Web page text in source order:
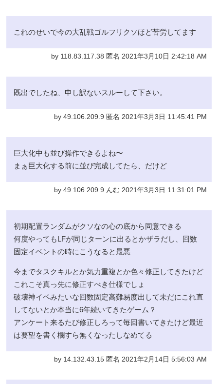
これのせいで今の大乱戦ゴルフリクソほど苦労してます
by 118.83.117.38 匿名 2021年3月10日 2:42:18 AM
既出でしたね、申し訳ないスルーして下さい。
by 49.106.209.9 匿名 2021年3月3日 11:45:41 PM
巨大化中も並び操作できるよね〜
まぁ巨大化する前に並び完成してたら、だけど
by 49.106.209.9 んむ 2021年3月3日 11:31:01 PM
初期配置ランダムがクソなの心の底から同意できる
何度やってもLFが同じターンに出るとかザラだし、回数
固定イベントの時にこうなると最悪
今までタスクキルとか気力重複とか色々修正してきたけど
これこそ真っ先に修正すべき仕様でしょ
破壊神イベみたいな回数固定高難易度出して未だにこれ直
してないとか本当に6年続いてきたゲーム？
アンケート来るたび修正しろって毎回書いてきたけど最近
は要望を書く欄すら無くなったしなめてる
by 14.132.43.15 匿名 2021年2月14日 5:56:03 AM